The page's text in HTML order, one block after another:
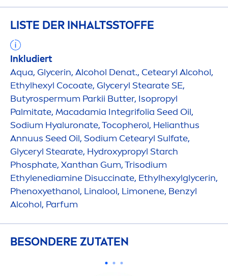
LISTE DER INHALTSSTOFFE
Inkludiert
Aqua, Glycerin, Alcohol Denat., Cetearyl Alcohol,
Ethylhexyl Cocoate, Glyceryl Stearate SE,
Butyrospermum Parkii Butter, Isopropyl
Palmitate, Macadamia Integrifolia Seed Oil,
Sodium Hyaluronate, Tocopherol, Helianthus
Annuus Seed Oil, Sodium Cetearyl Sulfate,
Glyceryl Stearate, Hydroxypropyl Starch
Phosphate, Xanthan Gum, Trisodium
Ethylenediamine Disuccinate, Ethylhexylglycerin,
Phenoxyethanol, Linalool, Limonene, Benzyl
Alcohol, Parfum
BESONDERE ZUTATEN